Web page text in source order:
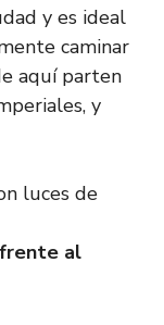
y es ideal
caminar
aquí parten
y
luces de
al